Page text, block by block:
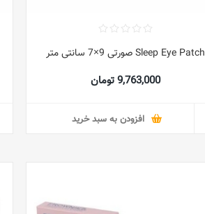
Sleep Eye Patch صورتی 9×7 سانتی متر
9,763,000 تومان
افزودن به سبد خرید